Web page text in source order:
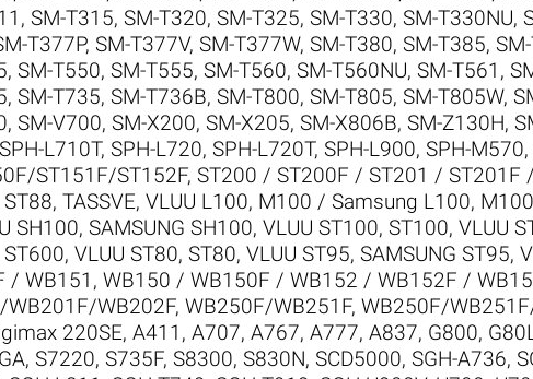
, SM-T315, SM-T320, SM-T325, SM-T330, SM-T330NU,
T377P, SM-T377V, SM-T377W, SM-T380, SM-T385,
, SM-T550, SM-T555, SM-T560, SM-T560NU, SM-T561 ,
, SM-T735, SM-T736B, SM-T800, SM-T805, SM-T805W,
, SM-V700, SM-X200, SM-X205, SM-X806B, SM-Z130H,
SPH-L710T, SPH-L720, SPH-L720T, SPH-L900, SPH-M570,
ST151F/ST152F, ST200 / ST200F / ST201 / ST201F
ST88, TASSVE, VLUU L100, M100 / Samsung L100, M100
SH100, SAMSUNG SH100, VLUU ST100, ST100, VLUU
ST600, VLUU ST80, ST80, VLUU ST95, SAMSUNG ST95,
/ WB151 , WB150 / WB150F / WB152 / WB152F /
WB201F/WB202F, WB250F/WB251F, WB250F/
220SE, A411 , A707, A767, A777, A837, G800,
, S7220, S735F, S8300, S830N, SCD5000, SGH-A736,